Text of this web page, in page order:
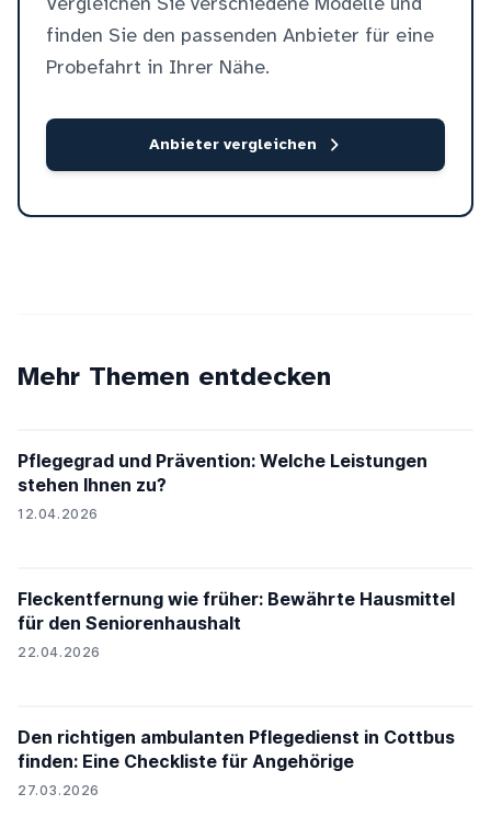
finden Sie den passenden Anbieter für eine
Probefahrt in Ihrer Nähe.
Anbieter vergleichen
Mehr Themen entdecken
Pflegegrad und Prävention: Welche Leistungen
stehen Ihnen zu?
12.04.2026
Fleckentfernung wie früher: Bewährte Hausmittel
für den Seniorenhaushalt
22.04.2026
Den richtigen ambulanten Pflegedienst in Cottbus
finden: Eine Checkliste für Angehörige
27.03.2026